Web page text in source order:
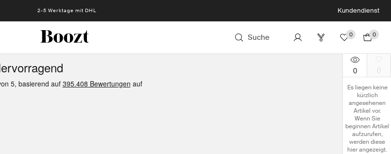
2-5 Werktage mit DHL Kundendienst
Suche 0 0
0 0
Es liegen keine
kürzlich
angesehenen
Artikel vor.
Wenn Sie
beginnen Artikel
aufzurufen,
werden diese
hier angezeigt.